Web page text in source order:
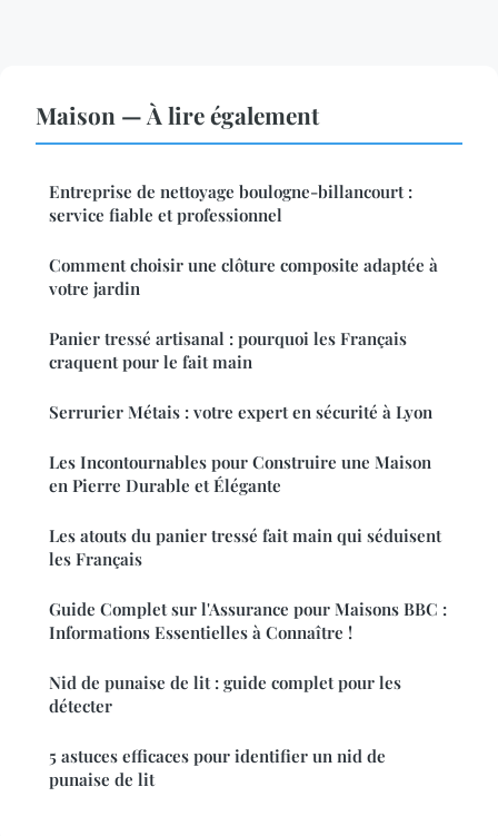
Maison — À lire également
Entreprise de nettoyage boulogne-billancourt :
service fiable et professionnel
Comment choisir une clôture composite adaptée à
votre jardin
Panier tressé artisanal : pourquoi les Français
craquent pour le fait main
Serrurier Métais : votre expert en sécurité à Lyon
Les Incontournables pour Construire une Maison
en Pierre Durable et Élégante
Les atouts du panier tressé fait main qui séduisent
les Français
Guide Complet sur l'Assurance pour Maisons BBC :
Informations Essentielles à Connaître !
Nid de punaise de lit : guide complet pour les
détecter
5 astuces efficaces pour identifier un nid de
punaise de lit